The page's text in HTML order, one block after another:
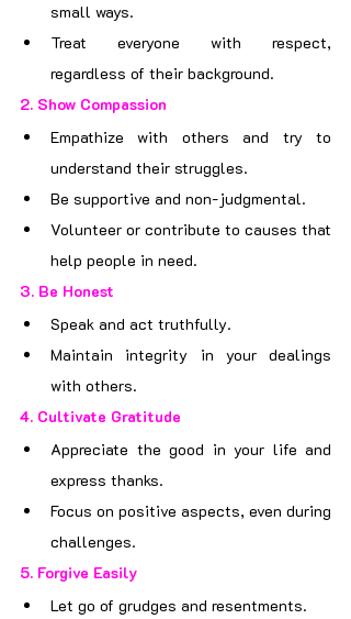
small ways.
Treat everyone with respect,
regardless of their background.
2. Show Compassion
Empathize with others and try to
understand their struggles.
Be supportive and non-judgmental.
Volunteer or contribute to causes that
help people in need.
3. Be Honest
Speak and act truthfully.
Maintain integrity in your dealings
with others.
4. Cultivate Gratitude
Appreciate the good in your life and
express thanks.
Focus on positive aspects, even during
challenges.
5. Forgive Easily
Let go of grudges and resentments.